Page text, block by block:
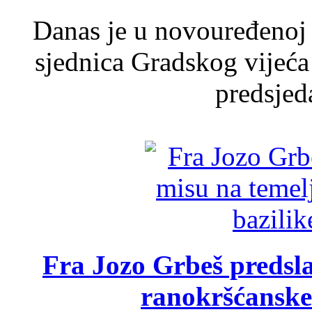
Danas je u
sjednica Gradskog
Fra Jozo Grbeš